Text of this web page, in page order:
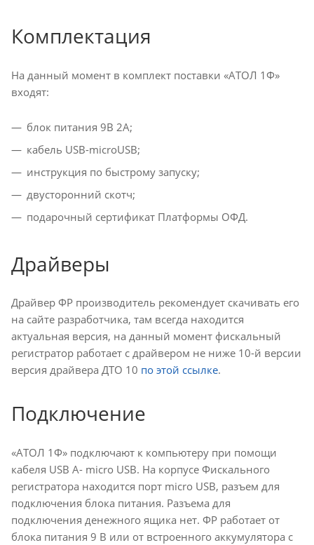
Комплектация
На данный момент в комплект поставки «АТОЛ 1Ф»
входят:
блок питания 9В 2А;
кабель USB-microUSB;
инструкция по быстрому запуску;
двусторонний скотч;
подарочный сертификат Платформы ОФД.
Драйверы
Драйвер ФР производитель рекомендует скачивать его
на сайте разработчика, там всегда находится
актуальная версия, на данный момент фискальный
регистратор работает с драйвером не ниже 10-й версии
версия драйвера ДТО 10 по этой ссылке.
Подключение
«АТОЛ 1Ф» подключают к компьютеру при помощи
кабеля USB A- micro USB. На корпусе Фискального
регистратора находится порт micro USB, разъем для
подключения блока питания. Разъема для
подключения денежного ящика нет. ФР работает от
блока питания 9 В или от встроенного аккумулятора с